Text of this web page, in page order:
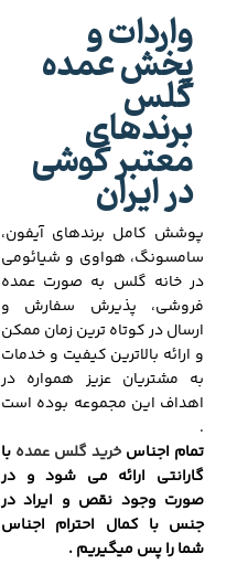
واردات و
پخش عمده
گلس
برندهای
معتبر گوشی
در ایران
پوشش کامل برندهای آیفون،
سامسونگ، هواوی و شیائومی
در خانه گلس به صورت عمده
فروشی، پذیرش سفارش و
ارسال در کوتاه ترین زمان ممکن
و ارائه بالاترین کیفیت و خدمات
به مشتریان عزیز همواره در
اهداف این مجموعه بوده است
.
تمام اجناسخرید گلس عمده با
گارانتی ارائه می شود و در
صورت وجود نقص و ایراد در
جنس با کمال احترام اجناس
شما را پس میگیریم .